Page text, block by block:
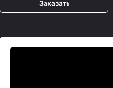
Заказать